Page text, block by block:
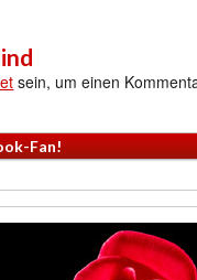
sein, um einen
Fan!